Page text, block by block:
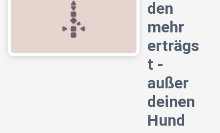
den
mehr
erträgs
t -
außer
deinen
Hund